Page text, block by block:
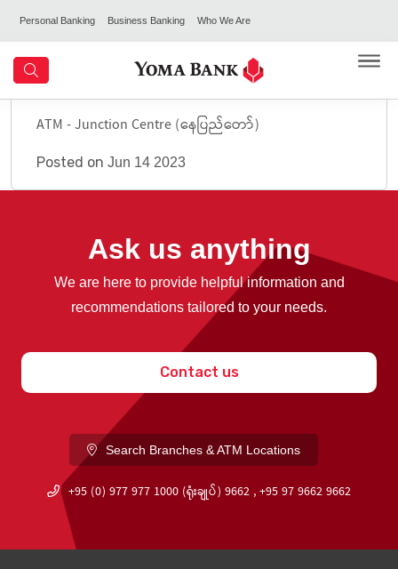
Personal Banking Business Banking Who We Are
ATM - Junction Centre (နေပြည်တော်)
Posted on Jun 14 2023
Ask us anything
We are here to provide helpful information and
recommendations tailored to your needs.
Contact us
Search Branches & ATM Locations
+95 (0) 977 977 1000 (ရုံးချုပ်) 9662 , +95 97 9662 9662